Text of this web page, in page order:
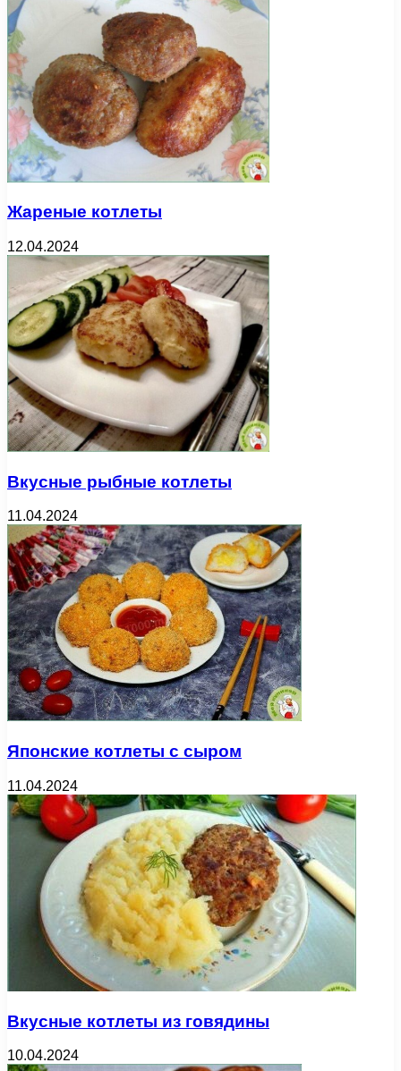
Жареные котлеты
12.04.2024
Вкусные рыбные котлеты
11.04.2024
Японские котлеты с сыром
11.04.2024
Вкусные котлеты из говядины
10.04.2024